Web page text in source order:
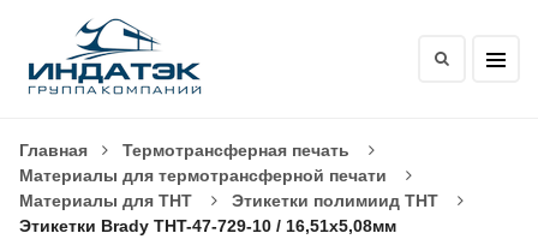
Главная
Термотрансферная печать
Материалы для термотрансферной печати
Материалы для THT
Этикетки полимиид THT
Этикетки Brady THT-47-729-10 / 16,51x5,08мм